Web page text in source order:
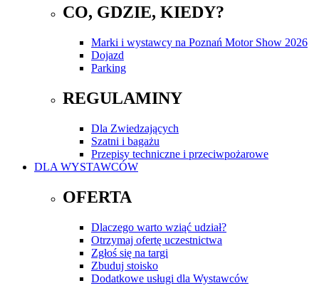
CO, GDZIE, KIEDY?
Marki i wystawcy na Poznań Motor Show 2026
Dojazd
Parking
REGULAMINY
Dla Zwiedzających
Szatni i bagażu
Przepisy techniczne i przeciwpożarowe
DLA WYSTAWCÓW
OFERTA
Dlaczego warto wziąć udział?
Otrzymaj ofertę uczestnictwa
Zgłoś się na targi
Zbuduj stoisko
Dodatkowe usługi dla Wystawców